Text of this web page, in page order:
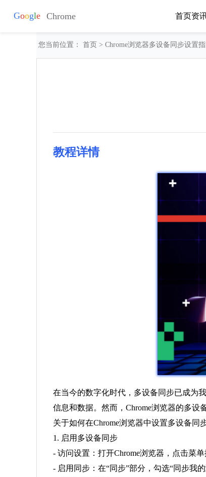
首页资
您当前位置： 首页 > Chrome浏览器多设备同步设置
教程详情
在当今的数字化时代，多设备同步已成为
信息和数据。然而，Chrome浏览器的多
关于如何在Chrome浏览器中设置多设备同
1. 启用多设备同步
- 访问设置：打开Chrome浏览器，点击菜
- 启用同步：在“同步”部分，勾选“同步我